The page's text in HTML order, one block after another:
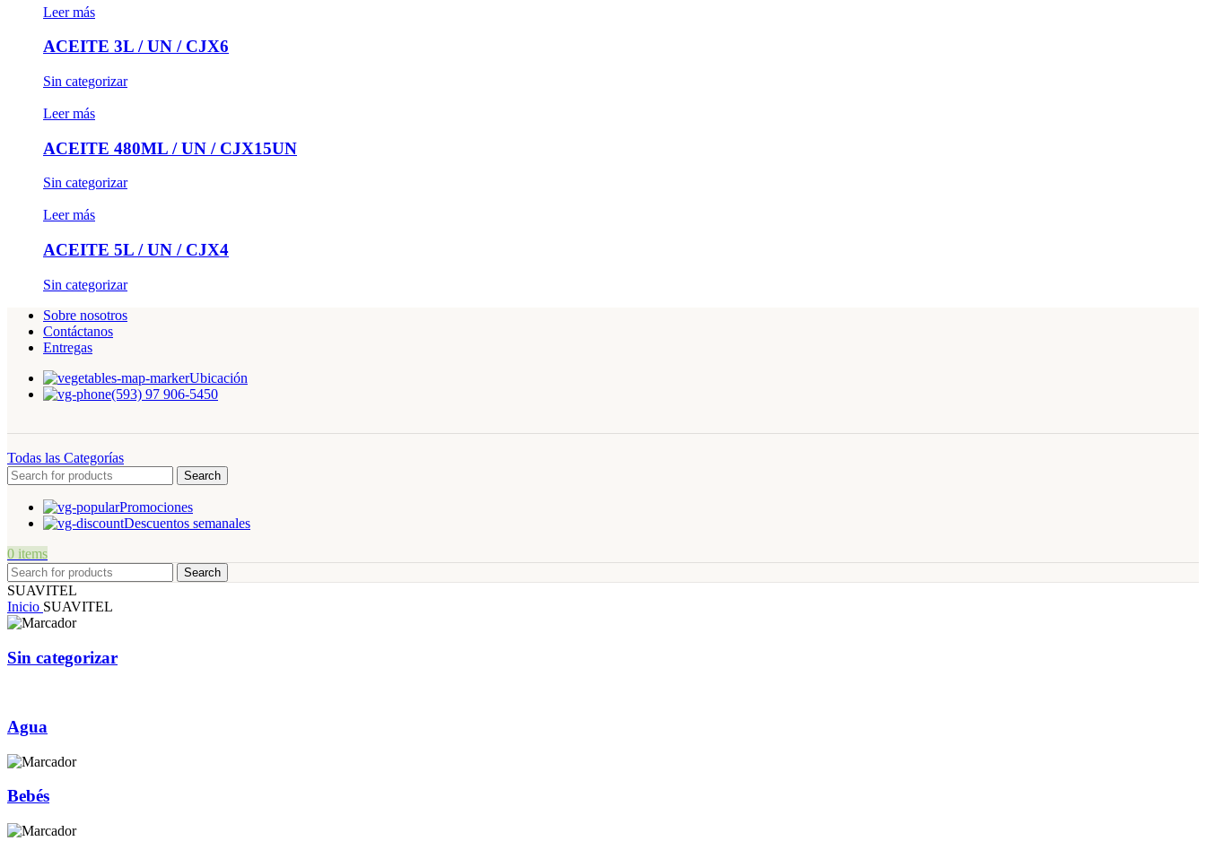
Leer más
ACEITE 3L / UN / CJX6
Sin categorizar
Leer más
ACEITE 480ML / UN / CJX15UN
Sin categorizar
Leer más
ACEITE 5L / UN / CJX4
Sin categorizar
Sobre nosotros
Contáctanos
Entregas
Ubicación
(593) 97 906-5450
Todas las Categorías
Search
Promociones
Descuentos semanales
0 items
Search
SUAVITEL
Inicio SUAVITEL
Sin categorizar
Agua
Bebés